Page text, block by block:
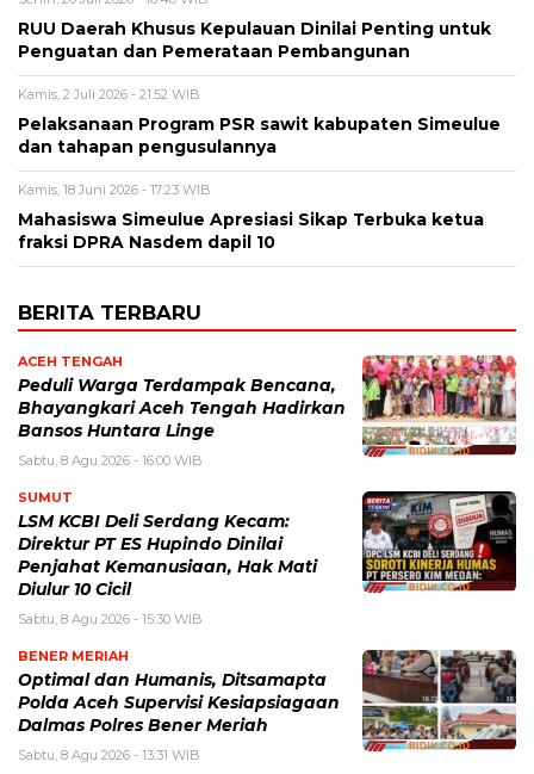
RUU Daerah Khusus Kepulauan Dinilai Penting untuk
Penguatan dan Pemerataan Pembangunan
Kamis, 2 Juli 2026 - 21:52 WIB
Pelaksanaan Program PSR sawit kabupaten Simeulue
dan tahapan pengusulannya
Kamis, 18 Juni 2026 - 17:23 WIB
Mahasiswa Simeulue Apresiasi Sikap Terbuka ketua
fraksi DPRA Nasdem dapil 10
BERITA TERBARU
ACEH TENGAH
Peduli Warga Terdampak Bencana,
Bhayangkari Aceh Tengah Hadirkan
Bansos Huntara Linge
Sabtu, 8 Agu 2026 - 16:00 WIB
SUMUT
LSM KCBI Deli Serdang Kecam:
Direktur PT ES Hupindo Dinilai
Penjahat Kemanusiaan, Hak Mati
Diulur 10 Cicil
Sabtu, 8 Agu 2026 - 15:30 WIB
BENER MERIAH
Optimal dan Humanis, Ditsamapta
Polda Aceh Supervisi Kesiapsiagaan
Dalmas Polres Bener Meriah
Sabtu, 8 Agu 2026 - 13:31 WIB